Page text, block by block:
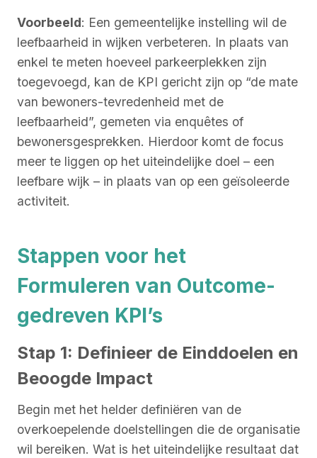
Voorbeeld: Een gemeentelijke instelling wil de
leefbaarheid in wijken verbeteren. In plaats van
enkel te meten hoeveel parkeerplekken zijn
toegevoegd, kan de KPI gericht zijn op “de mate
van bewoners-tevredenheid met de
leefbaarheid”, gemeten via enquêtes of
bewonersgesprekken. Hierdoor komt de focus
meer te liggen op het uiteindelijke doel – een
leefbare wijk – in plaats van op een geïsoleerde
activiteit.
Stappen voor het
Formuleren van Outcome-
gedreven KPI’s
Stap 1: Definieer de Einddoelen en
Beoogde Impact
Begin met het helder definiëren van de
overkoepelende doelstellingen die de organisatie
wil bereiken. Wat is het uiteindelijke resultaat dat